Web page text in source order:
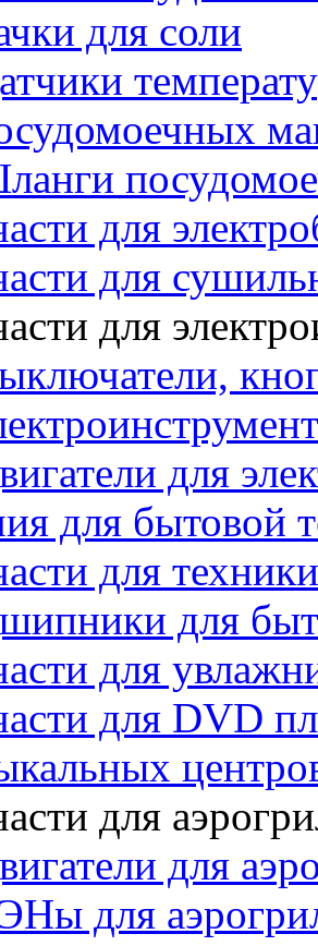
для соли
для
для
для
для
для бытовой
для
для
для
для DVD
для
для
для